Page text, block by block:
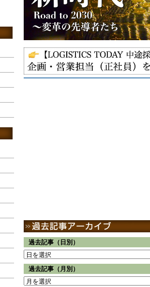
過去記事（日別）
過去記事（月別）